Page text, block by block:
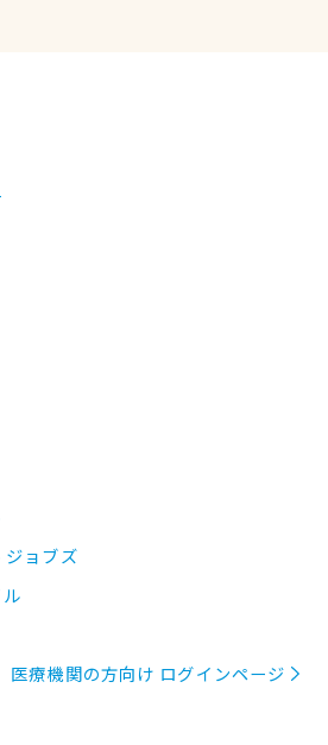
ジョブズ
医療機関の方向け ログインページ